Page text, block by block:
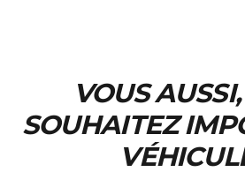
VOUS
SOUHAITEZ